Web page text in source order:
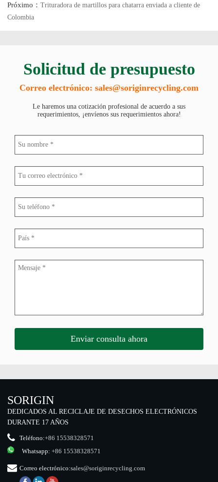
Próximo： Trituradora de martillos para chatarra enviada a cliente de
Colombia
Solicitud de presupuesto
Correo electrónico: sales@soriginrecycling.com
Le haremos una cotización profesional de acuerdo a sus
requerimientos, ¡envíenos sus requerimientos ahora!
SORIGIN
DEDICADOS AL RECICLAJE DE DESECHOS ELECTRÓNICOS
DURANTE 17 AÑOS
Teléfono:+86 15538328571
Whatsapp: +86 15538328571
Correo electrónico:sales@soriginrecycling.com